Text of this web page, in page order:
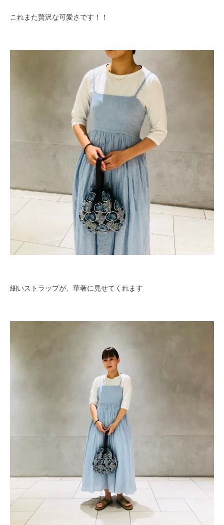
これまた贅沢な可愛さです！！
細いストラップが、華奢に見せてくれます